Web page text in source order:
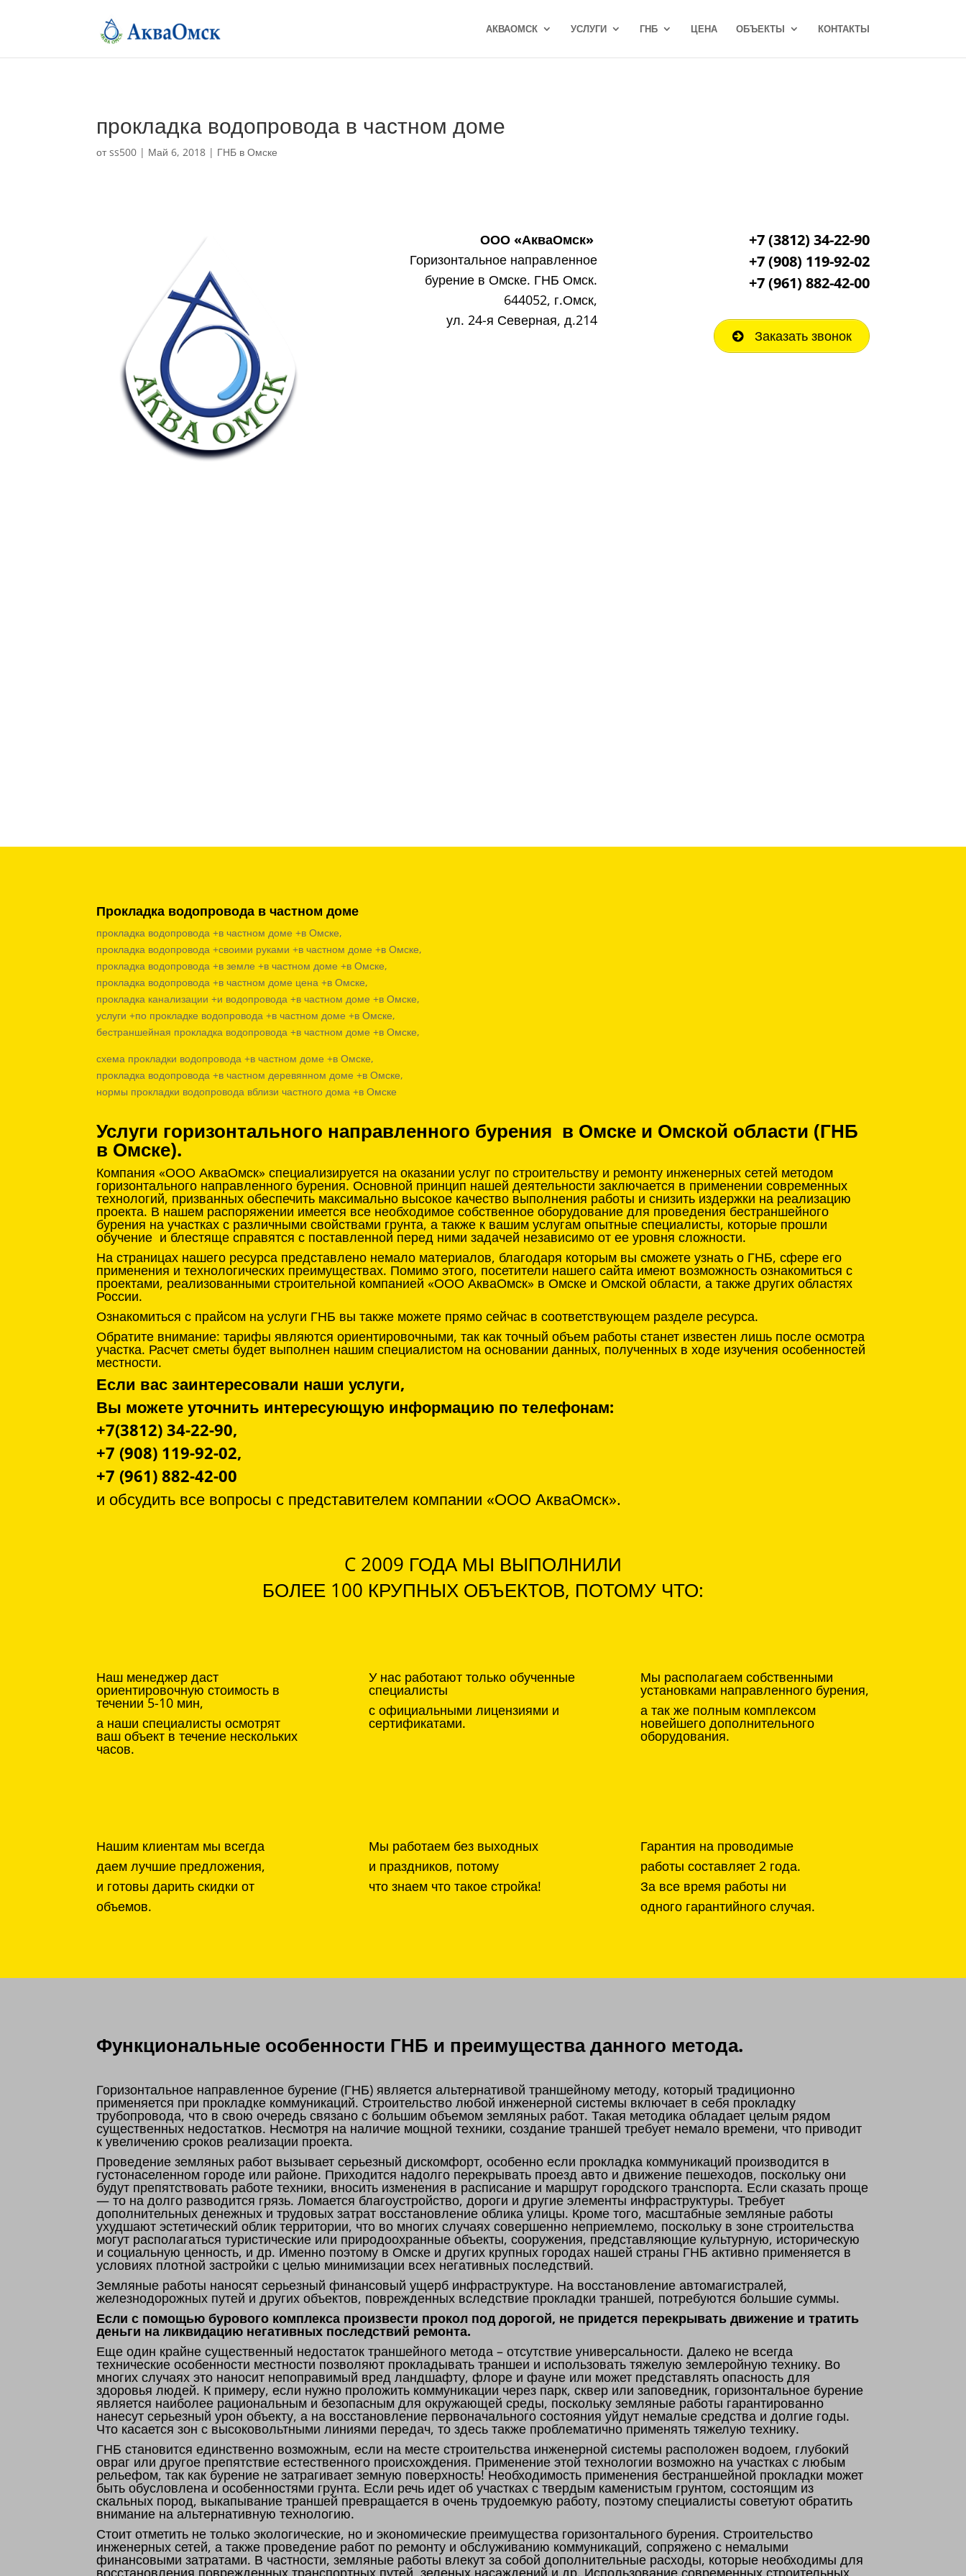
АКВАОМСК УСЛУГИ ГНБ ЦЕНА ОБЪЕКТЫ КОНТАКТЫ
прокладка водопровода в частном доме
отss500 | Май 6, 2018 | ГНБ в Омске
ООО «АкваОмск»
Горизонтальное направленное
бурение в Омске. ГНБ Омск.
644052, г.Омск,
ул. 24-я Северная, д.214
+7 (3812) 34-22-90
+7 (908) 119-92-02
+7(961) 882-42-00
Заказать звонок
Прокладка водопровода в частном доме
прокладка водопровода +в частном доме +в Омске,
прокладка водопровода +своими руками +в частном доме +в Омске,
прокладка водопровода +в земле +в частном доме +в Омске,
прокладка водопровода +в частном доме цена +в Омске,
прокладка канализации +и водопровода +в частном доме +в Омске,
услуги +по прокладке водопровода +в частном доме +в Омске,
бестраншейная прокладка водопровода +в частном доме +в Омске,
схема прокладки водопровода +в частном доме +в Омске,
прокладка водопровода +в частном деревянном доме +в Омске,
нормы прокладки водопровода вблизи частного дома +в Омске
Услуги горизонтального направленного бурения в Омске и Омской области (ГНБ
в Омске).
Компания «ООО АкваОмск» специализируется на оказании услуг по строительству и ремонту инженерных сетей методом
горизонтального направленного бурения. Основной принцип нашей деятельности заключается в применении современных
технологий, призванных обеспечить максимально высокое качество выполнения работы и снизить издержки на реализацию
проекта. В нашем распоряжении имеется все необходимое собственное оборудование для проведения бестраншейного
бурения на участках с различными свойствами грунта, а также к вашим услугам опытные специалисты, которые прошли
обучение и блестяще справятся с поставленной перед ними задачей независимо от ее уровня сложности.
На страницах нашего ресурса представлено немало материалов, благодаря которым вы сможете узнать о ГНБ, сфере его
применения и технологических преимуществах. Помимо этого, посетители нашего сайта имеют возможность ознакомиться с
проектами, реализованными строительной компанией «ООО АкваОмск» в Омске и Омской области, а также других областях
России.
Ознакомиться с прайсом на услуги ГНБ вы также можете прямо сейчас в соответствующем разделе ресурса.
Обратите внимание: тарифы являются ориентировочными, так как точный объем работы станет известен лишь после осмотра
участка. Расчет сметы будет выполнен нашим специалистом на основании данных, полученных в ходе изучения особенностей
местности.
Если вас заинтересовали наши услуги,
Вы можете уточнить интересующую информацию по телефонам:
+7(3812) 34-22-90,
+7 (908) 119-92-02,
+7 (961) 882-42-00
и обсудить все вопросы с представителем компании «ООО АкваОмск».
C 2009 ГОДА МЫ ВЫПОЛНИЛИ
БОЛЕЕ 100 КРУПНЫХ ОБЪЕКТОВ, ПОТОМУ ЧТО:
Наш менеджер даст
ориентировочную стоимость в
течении 5-10 мин,
а наши специалисты осмотрят
ваш объект в течение нескольких
часов.
У нас работают только обученные
специалисты
с официальными лицензиями и
сертификатами.
Мы располагаем собственными
установками направленного бурения,
а так же полным комплексом
новейшего дополнительного
оборудования.
Нашим клиентам мы всегда
даем лучшие предложения,
и готовы дарить скидки от
объемов.
Мы работаем без выходных
и праздников, потому
что знаем что такое стройка!
Гарантия на проводимые
работы составляет 2 года.
За все время работы ни
одного гарантийного случая.
Функциональные особенности ГНБ и преимущества данного метода.
Горизонтальное направленное бурение (ГНБ) является альтернативой траншейному методу, который традиционно
применяется при прокладке коммуникаций. Строительство любой инженерной системы включает в себя прокладку
трубопровода, что в свою очередь связано с большим объемом земляных работ. Такая методика обладает целым рядом
существенных недостатков. Несмотря на наличие мощной техники, создание траншей требует немало времени, что приводит
к увеличению сроков реализации проекта.
Проведение земляных работ вызывает серьезный дискомфорт, особенно если прокладка коммуникаций производится в
густонаселенном городе или районе. Приходится надолго перекрывать проезд авто и движение пешеходов, поскольку они
будут препятствовать работе техники, вносить изменения в расписание и маршрут городского транспорта. Если сказать проще
— то на долго разводится грязь. Ломается благоустройство, дороги и другие элементы инфраструктуры. Требует
дополнительных денежных и трудовых затрат восстановление облика улицы. Кроме того, масштабные земляные работы
ухудшают эстетический облик территории, что во многих случаях совершенно неприемлемо, поскольку в зоне строительства
могут располагаться туристические или природоохранные объекты, сооружения, представляющие культурную, историческую
и социальную ценность, и др. Именно поэтому в Омске и других крупных городах нашей страны ГНБ активно применяется в
условиях плотной застройки с целью минимизации всех негативных последствий.
Земляные работы наносят серьезный финансовый ущерб инфраструктуре. На восстановление автомагистралей,
железнодорожных путей и других объектов, поврежденных вследствие прокладки траншей, потребуются большие суммы.
Если с помощью бурового комплекса произвести прокол под дорогой, не придется перекрывать движение и тратить
деньги на ликвидацию негативных последствий ремонта.
Еще один крайне существенный недостаток траншейного метода – отсутствие универсальности. Далеко не всегда
технические особенности местности позволяют прокладывать траншеи и использовать тяжелую землеройную технику. Во
многих случаях это наносит непоправимый вред ландшафту, флоре и фауне или может представлять опасность для
здоровья людей. К примеру, если нужно проложить коммуникации через парк, сквер или заповедник, горизонтальное бурение
является наиболее рациональным и безопасным для окружающей среды, поскольку земляные работы гарантированно
нанесут серьезный урон объекту, а на восстановление первоначального состояния уйдут немалые средства и долгие годы.
Что касается зон с высоковольтными линиями передач, то здесь также проблематично применять тяжелую технику.
ГНБ становится единственно возможным, если на месте строительства инженерной системы расположен водоем, глубокий
овраг или другое препятствие естественного происхождения. Применение этой технологии возможно на участках с любым
рельефом, так как бурение не затрагивает земную поверхность! Необходимость применения бестраншейной прокладки может
быть обусловлена и особенностями грунта. Если речь идет об участках с твердым каменистым грунтом, состоящим из
скальных пород, выкапывание траншей превращается в очень трудоемкую работу, поэтому специалисты советуют обратить
внимание на альтернативную технологию.
Стоит отметить не только экологические, но и экономические преимущества горизонтального бурения. Строительство
инженерных сетей, а также проведение работ по ремонту и обслуживанию коммуникаций, сопряжено с немалыми
финансовыми затратами. В частности, земляные работы влекут за собой дополнительные расходы, которые необходимы для
восстановления поврежденных транспортных путей, зеленых насаждений и др. Использование современных строительных